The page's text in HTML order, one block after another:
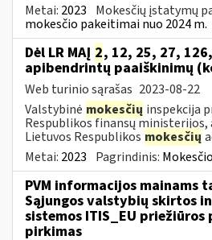
Metai: 2023 Mokesčių įstatymų
mokesčio pakeitimai nuo 2024 m.
Dėl LR MAĮ 2, 12, 25, 27,
apibendrintų paaiškinimų
Web turinio sąrašas 2023-08-22
Valstybinė mokesčių inspekcija
Respublikos finansų ministerijos,
Lietuvos Respublikos mokesčių
Metai: 2023 Pagrindinis:
PVM informacijos mainams
Sąjungos valstybių skirtos
sistemos ITIS_EU priežiūros
pirkimas